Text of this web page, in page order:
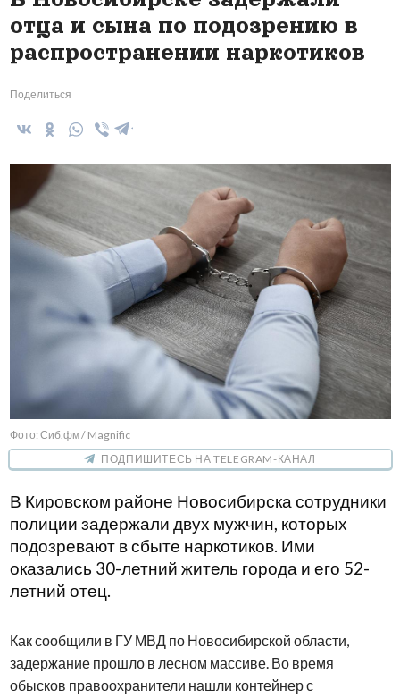
отца и сына по подозрению в
распространении наркотиков
Поделиться
Фото: Сиб.фм / Magnific
ПОДПИШИТЕСЬ НА TELEGRAM-КАНАЛ
В Кировском районе Новосибирска сотрудники
полиции задержали двух мужчин, которых
подозревают в сбыте наркотиков. Ими
оказались 30-летний житель города и его 52-
летний отец.
Как сообщили в ГУ МВД по Новосибирской области,
задержание прошло в лесном массиве. Во время
обысков правоохранители нашли контейнер с